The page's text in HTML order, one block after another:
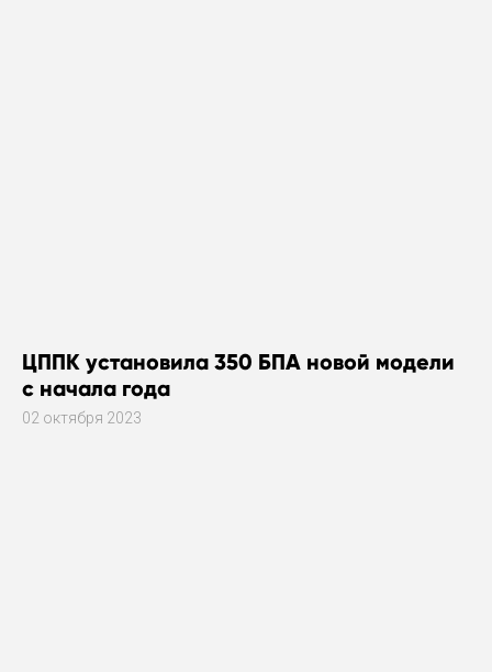
ЦППК установила 350 БПА новой модели
с начала года
02 октября 2023